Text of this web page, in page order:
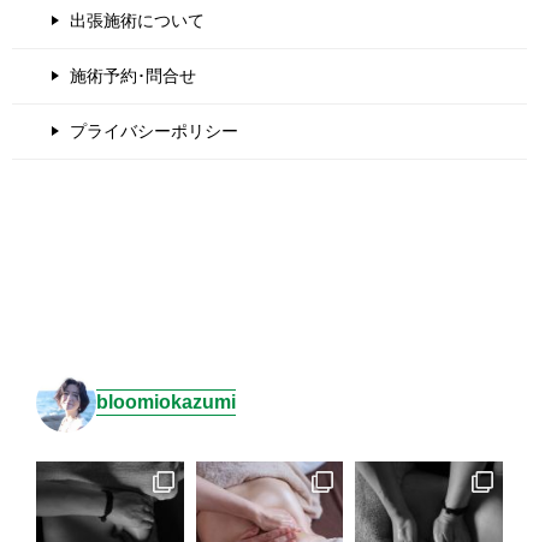
出張施術について
施術予約･問合せ
プライバシーポリシー
bloomiokazumi